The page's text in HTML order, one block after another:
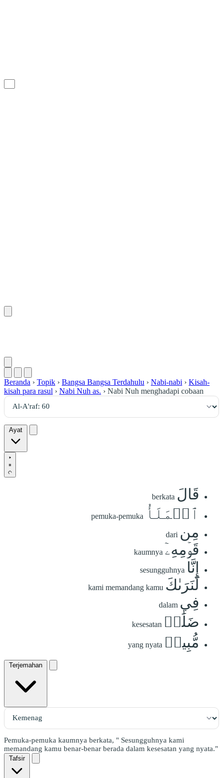
Beranda › Topik › Bangsa Bangsa Terdahulu › Nabi-nabi › Kisah-
kisah para rasul › Nabi Nuh as. › Nabi Nuh menghadapi cobaan
Ayat
قَالَ berkata
ٱلۡمَلَأُ pemuka-pemuka
مِن dari
قَوۡمِهِۦٓ kaumnya
إِنَّا sesungguhnya
لَنَرَىٰكَ kami memandang kamu
فِي dalam
ضَلَٰلٖ kesesatan
مُّبِينٖ yang nyata
Terjemahan
Pemuka-pemuka kaumnya berkata, " Sesungguhnya kami
memandang kamu benar-benar berada dalam kesesatan yang nyata."
Tafsir